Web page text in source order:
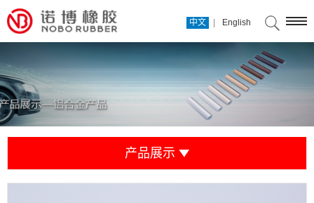
中文 English
产品展示